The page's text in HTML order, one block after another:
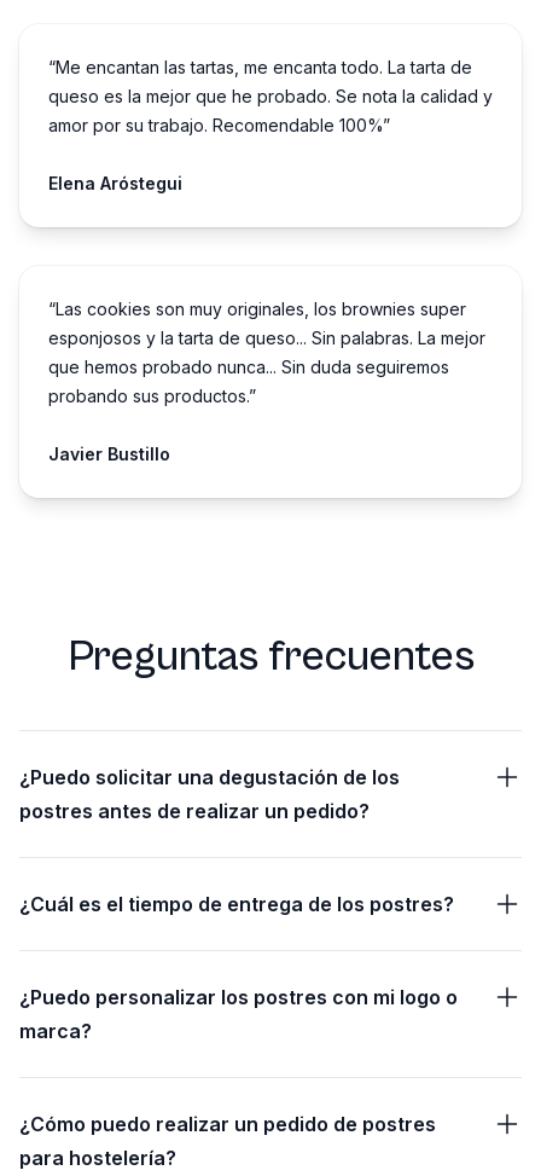
“Me encantan las tartas, me encanta todo. La tarta de
queso es la mejor que he probado. Se nota la calidad y
amor por su trabajo. Recomendable 100%”
Elena Aróstegui
“Las cookies son muy originales, los brownies super
esponjosos y la tarta de queso... Sin palabras. La mejor
que hemos probado nunca... Sin duda seguiremos
probando sus productos.”
Javier Bustillo
Preguntas frecuentes
¿Puedo solicitar una degustación de los
postres antes de realizar un pedido?
¿Cuál es el tiempo de entrega de los postres?
¿Puedo personalizar los postres con mi logo o
marca?
¿Cómo puedo realizar un pedido de postres
para hostelería?